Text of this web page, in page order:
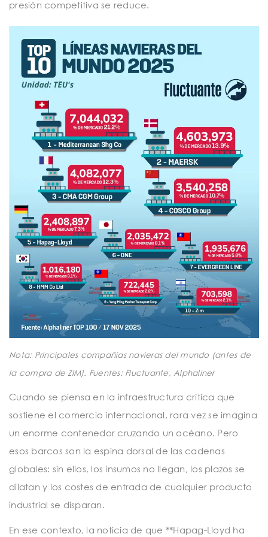
presión competitiva se reduce.
Nota: Principales compañias navieras del mundo (antes de
la compra de ZIM). Fuentes: Fluctuante, Alphaliner
Cuando se piensa en la infraestructura crítica que
sostiene el comercio internacional, rara vez se imagina
un enorme contenedor cruzando un océano. Pero
esos barcos son la espina dorsal de las cadenas
globales: sin ellos, los insumos no llegan, los plazos se
dilatan y los costes de entrada de cualquier producto
industrial se disparan.
En ese contexto, la noticia de que **Hapag-Lloyd ha